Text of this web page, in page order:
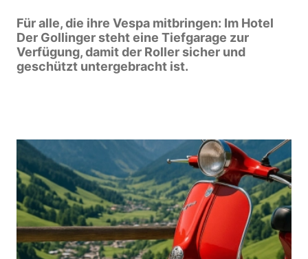
Für alle, die ihre Vespa mitbringen: Im Hotel
Der Gollinger steht eine Tiefgarage zur
Verfügung, damit der Roller sicher und
geschützt untergebracht ist.